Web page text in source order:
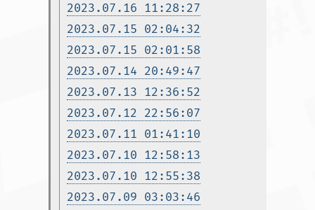
2023.07.16 11:28:27
2023.07.15 02:04:32
2023.07.15 02:01:58
2023.07.14 20:49:47
2023.07.13 12:36:52
2023.07.12 22:56:07
2023.07.11 01:41:10
2023.07.10 12:58:13
2023.07.10 12:55:38
2023.07.09 03:03:46